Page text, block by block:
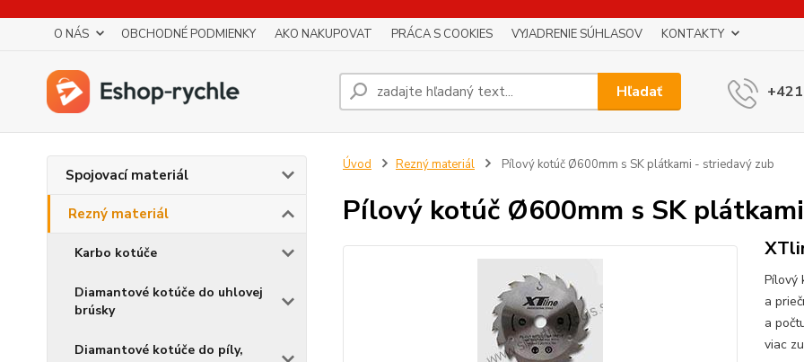
O NÁS OBCHODNÉ PODMIENKY AKO NAKUPOVAT PRÁCA S COOKIES VYJADRENIE SÚHLASOV KONTAKTY
Hľadať
Spojovací materiál
Rezný materiál
Karbo kotúče
Diamantové kotúče do uhlovej
brúsky
Diamantové kotúče do píly,
Úvod Rezný materiál Pílový kotúč Ø600mm s SK plátkami - striedavý zub
Pílový kotúč Ø600mm s SK
Pílový
a
a
viac